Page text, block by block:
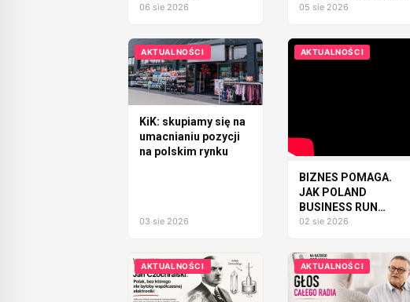
ODPOWIEDZIALNOŚCI
06 sie 2026
SAMOCHÓD
ZBUDOWAĆ
05 sie 2026
AKTUALNOŚCI
KiK: skupiamy się na
umacnianiu pozycji
na polskim rynku
03 sie 2026
AKTUALNOŚCI
BIZNES POMAGA.
JAK POLAND
BUSINESS RUN
ZMIENIA LUDZI I
02 sie 2026
AKTUALNOŚCI AKTUALNOŚCI